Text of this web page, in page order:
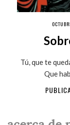
Tú, que te
Que